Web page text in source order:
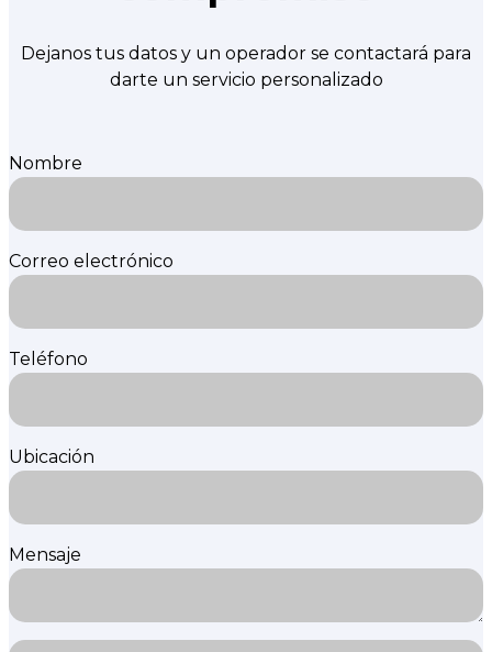
Dejanos tus datos y un operador se contactará para
darte un servicio personalizado
Nombre
Correo electrónico
Teléfono
Ubicación
Mensaje